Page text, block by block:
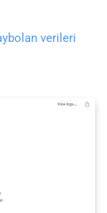
verileri